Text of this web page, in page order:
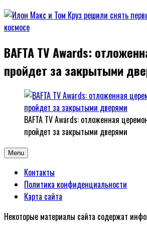
BAFTA TV Awards:
пройдет за закрытыми
BAFTA TV Awards: отложенная
пройдет за закрытыми дверями
Menu
Контакты
Политика конфиденциальности
Карта сайта
Некоторые материалы сайта содержат